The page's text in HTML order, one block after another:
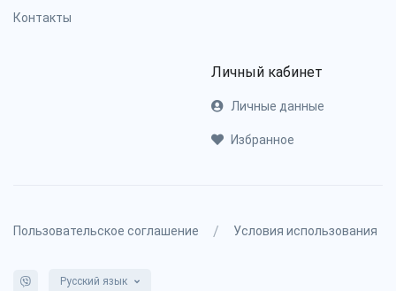
Контакты
Личный кабинет
Личные данные
Избранное
Пользовательское соглашение / Условия использования
Русский язык